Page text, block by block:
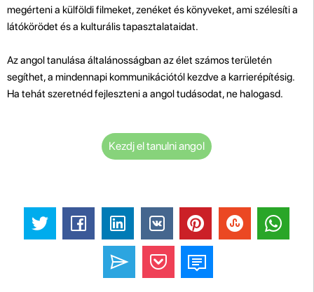
megérteni a külföldi filmeket, zenéket és könyveket, ami szélesíti a
látókörödet és a kulturális tapasztalataidat.
Az angol tanulása általánosságban az élet számos területén
segíthet, a mindennapi kommunikációtól kezdve a karrierépítésig.
Ha tehát szeretnéd fejleszteni a angol tudásodat, ne halogasd.
Kezdj el tanulni angol